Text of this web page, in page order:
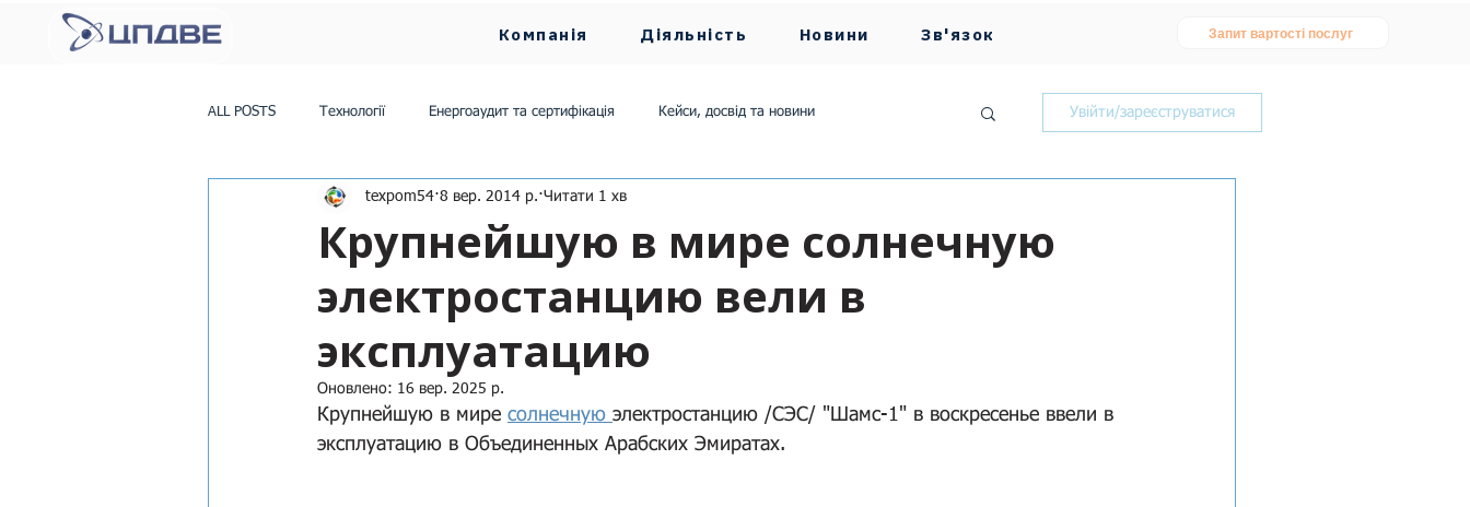
Компанія Діяльність Новини Зв'язок Запит вартості послуг
ALL POSTS Технології Енергоаудит та сертифікація Кейси, досвід та новини
Модернізація та техно - рішення Енергоменеджмент та моніторинг
Освіта та підготовка фахівців (НУК) Еко-Маніфест Комунальний гід
Увійти/зареєструватися
Крупнейшую в мире солнечную
электростанцию вели в
эксплуатацию
texpom54 8 вер. 2014 р. Читати 1 хв
Оновлено: 16 вер. 2025 р.
Крупнейшую в мире солнечную электростанцию /СЭС/ "Шамс-1" в воскресенье ввели в
эксплуатацию в Объединенных Арабских Эмиратах.